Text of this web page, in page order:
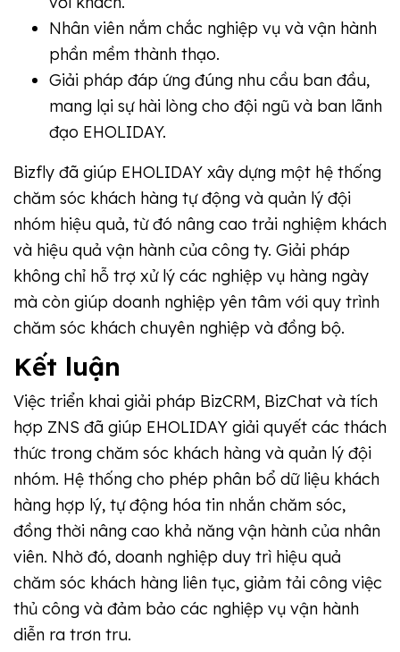
Nhân viên nắm chắc nghiệp vụ và vận hành
phần mềm thành thạo.
Giải pháp đáp ứng đúng nhu cầu ban đầu,
mang lại sự hài lòng cho đội ngũ và ban lãnh
đạo EHOLIDAY.
Bizfly đã giúp EHOLIDAY xây dựng một hệ thống
chăm sóc khách hàng tự động và quản lý đội
nhóm hiệu quả, từ đó nâng cao trải nghiệm khách
và hiệu quả vận hành của công ty. Giải pháp
không chỉ hỗ trợ xử lý các nghiệp vụ hàng ngày
mà còn giúp doanh nghiệp yên tâm với quy trình
chăm sóc khách chuyên nghiệp và đồng bộ.
Kết luận
Việc triển khai giải pháp BizCRM, BizChat và tích
hợp ZNS đã giúp EHOLIDAY giải quyết các thách
thức trong chăm sóc khách hàng và quản lý đội
nhóm. Hệ thống cho phép phân bổ dữ liệu khách
hàng hợp lý, tự động hóa tin nhắn chăm sóc,
đồng thời nâng cao khả năng vận hành của nhân
viên. Nhờ đó, doanh nghiệp duy trì hiệu quả
chăm sóc khách hàng liên tục, giảm tải công việc
thủ công và đảm bảo các nghiệp vụ vận hành
diễn ra trơn tru.